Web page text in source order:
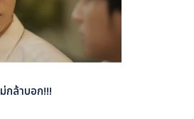
กล้าบอก!!!